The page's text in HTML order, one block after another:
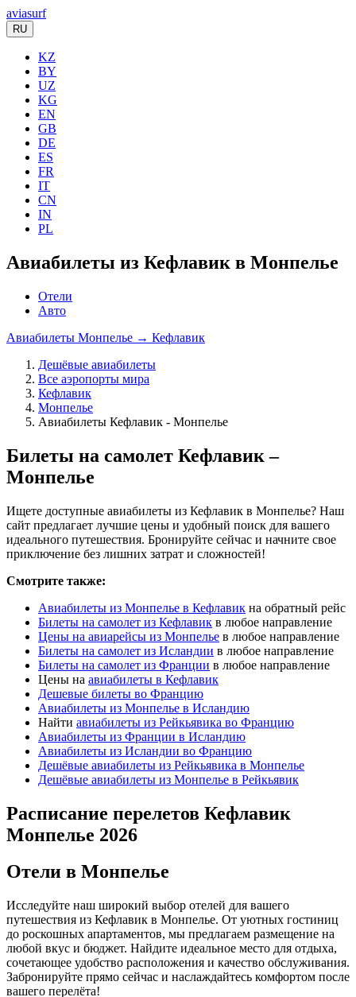
aviasurf
RU
KZ
BY
UZ
KG
EN
GB
DE
ES
FR
IT
CN
IN
PL
Авиабилеты из Кефлавик в Монпелье
Отели
Авто
Авиабилеты Монпелье → Кефлавик
Дешёвые авиабилеты
Все аэропорты мира
Кефлавик
Монпелье
Авиабилеты Кефлавик - Монпелье
Билеты на самолет Кефлавик –
Монпелье
Ищете доступные авиабилеты из Кефлавик в Монпелье? Наш
сайт предлагает лучшие цены и удобный поиск для вашего
идеального путешествия. Бронируйте сейчас и начните свое
приключение без лишних затрат и сложностей!
Смотрите также:
Авиабилеты из Монпелье в Кефлавик на обратный рейс
Билеты на самолет из Кефлавик в любое направление
Цены на авиарейсы из Монпелье в любое направление
Билеты на самолет из Исландии в любое направление
Билеты на самолет из Франции в любое направление
Цены на авиабилеты в Кефлавик
Дешевые билеты во Францию
Авиабилеты из Монпелье в Исландию
Найти авиабилеты из Рейкьявика во Францию
Авиабилеты из Франции в Исландию
Авиабилеты из Исландии во Францию
Дешёвые авиабилеты из Рейкьявика в Монпелье
Дешёвые авиабилеты из Монпелье в Рейкьявик
Расписание перелетов Кефлавик
Монпелье 2026
Отели в Монпелье
Исследуйте наш широкий выбор отелей для вашего
путешествия из Кефлавик в Монпелье. От уютных гостиниц
до роскошных апартаментов, мы предлагаем размещение на
любой вкус и бюджет. Найдите идеальное место для отдыха,
сочетающее удобство расположения и качество обслуживания.
Забронируйте прямо сейчас и наслаждайтесь комфортом после
вашего перелёта!